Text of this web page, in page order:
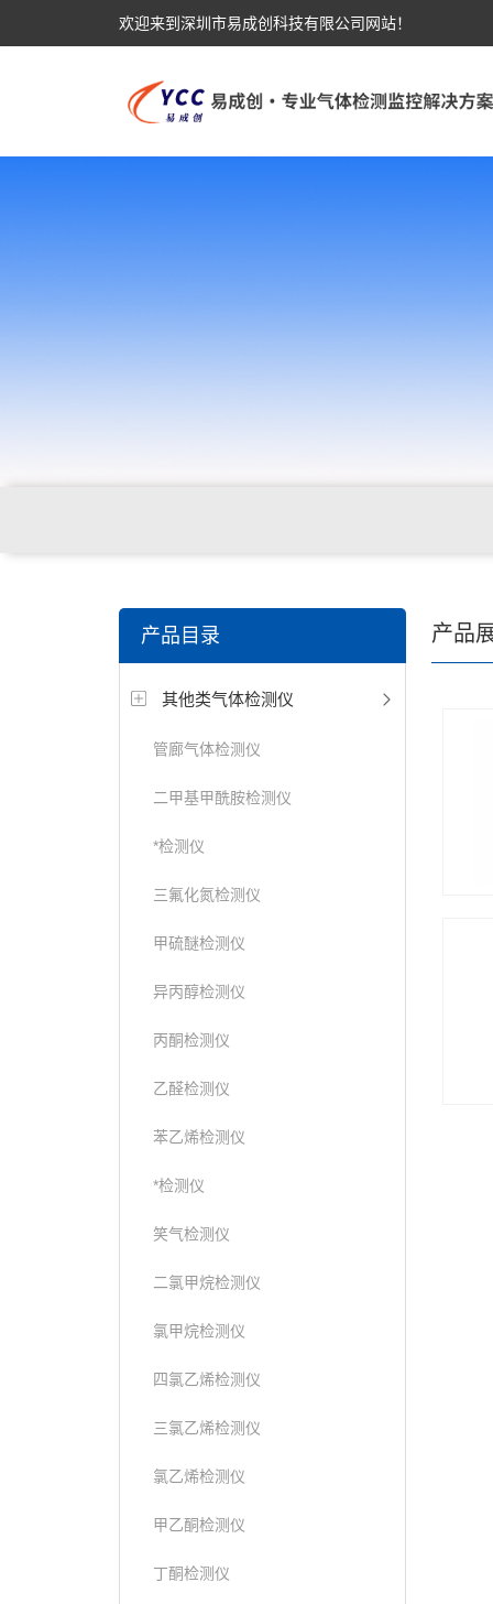
欢迎来到深圳市易成创科技有限公司网站！
产品目录
其他类气体检测仪
管廊气体检测仪
二甲基甲酰胺检测仪
*检测仪
三氟化氮检测仪
甲硫醚检测仪
异丙醇检测仪
丙酮检测仪
乙醛检测仪
苯乙烯检测仪
*检测仪
笑气检测仪
二氯甲烷检测仪
氯甲烷检测仪
四氯乙烯检测仪
三氯乙烯检测仪
氯乙烯检测仪
甲乙酮检测仪
丁酮检测仪
产品